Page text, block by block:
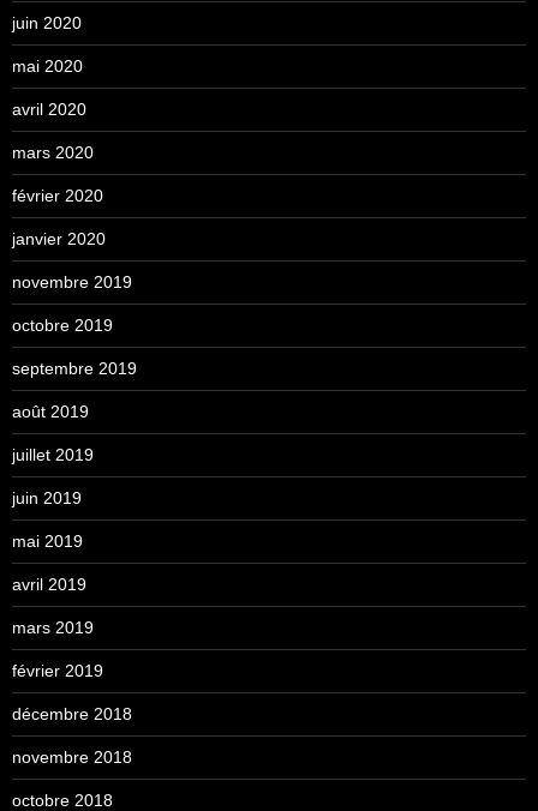
juin 2020
mai 2020
avril 2020
mars 2020
février 2020
janvier 2020
novembre 2019
octobre 2019
septembre 2019
août 2019
juillet 2019
juin 2019
mai 2019
avril 2019
mars 2019
février 2019
décembre 2018
novembre 2018
octobre 2018